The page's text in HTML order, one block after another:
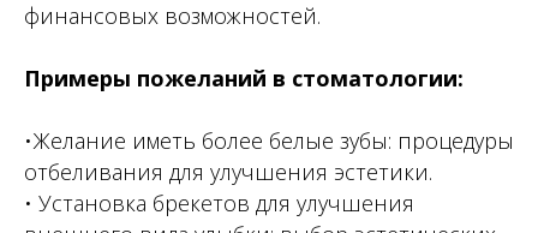
финансовых возможностей.
Примеры пожеланий в стоматологии:
•Желание иметь более белые зубы: процедуры
отбеливания для улучшения эстетики.
• Установка брекетов для улучшения